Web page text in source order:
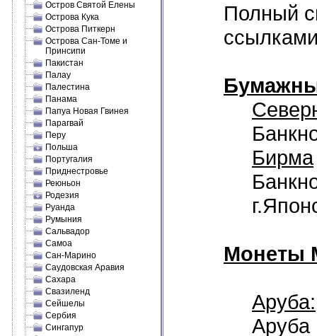
Остров Святой Елены
Острова Кука
Острова Питкерн
Острова Сан-Томе и
Принсипи
Пакистан
Палау
Палестина
Панама
Папуа Новая Гвинея
Парагвай
Перу
Польша
Португалия
Приднестровье
Реюньон
Родезия
Руанда
Румыния
Сальвадор
Самоа
Сан-Марино
Саудовская Аравия
Сахара
Свазиленд
Сейшелы
Сербия
Сингапур
Полный
Бирма
Монеты
Аруба:
Аруба